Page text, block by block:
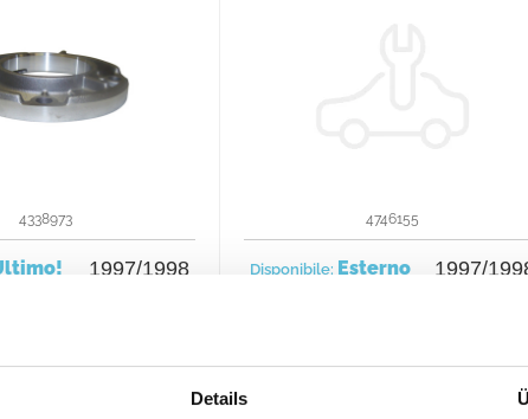
Details
4338973
1997/1998
subito 22 €
4746155
Disponibile: Esterno 1997/
Ordina subito 36 €